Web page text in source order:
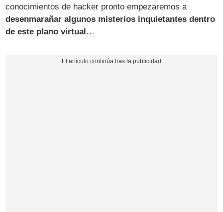
conocimientos de hacker pronto empezaremos a
desenmarañar algunos misterios inquietantes dentro
de este plano virtual…